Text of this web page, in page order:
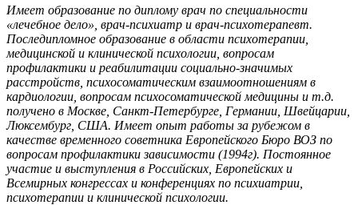
Имеет образование по диплому врач по специальности
«лечебное дело», врач-психиатр и врач-психотерапевт.
Последипломное образование в области психотерапии,
медицинской и клинической психологии, вопросам
профилактики и реабилитации социально-значимых
расстройств, психосоматическим взаимоотношениям в
кардиологии, вопросам психосоматической медицины и т.д.
получено в Москве, Санкт-Петербурге, Германии, Швейцарии,
Люксембург, США. Имеет опыт работы за рубежом в
качестве временного советника Европейского Бюро ВОЗ по
вопросам профилактики зависимости (1994г). Постоянное
участие и выступления в Российских, Европейских и
Всемирных конгрессах и конференциях по психиатрии,
психотерапии и клинической психологии.